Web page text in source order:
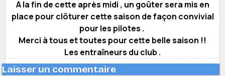
A la fin de cette après midi , un goûter sera mis en
place pour clôturer cette saison de façon convivial
pour les pilotes .
Merci à tous et toutes pour cette belle saison !!
Les entraîneurs du club .
Laisser un commentaire